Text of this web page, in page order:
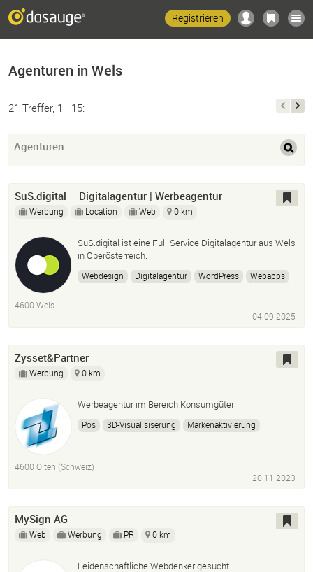
Registrieren
Agenturen in Wels
21 Treffer, 1—15:
Agenturen
SuS.digital – Digitalagentur | Werbeagentur
Werbung Location Web 0 km
SuS.digital ist eine Full-Service Digitalagentur aus Wels
in Oberösterreich.
Webdesign Digitalagentur WordPress
Webapps
4600 Wels
04.09.2025
Zysset&Partner
Werbung 0 km
Werbeagentur im Bereich Konsumgüter
Pos 3D-Visualisiserung
Markenaktivierung
4600 Olten (Schweiz)
20.11.2023
MySign AG
Web Werbung PR 0 km
Leidenschaftliche Webdenker gesucht